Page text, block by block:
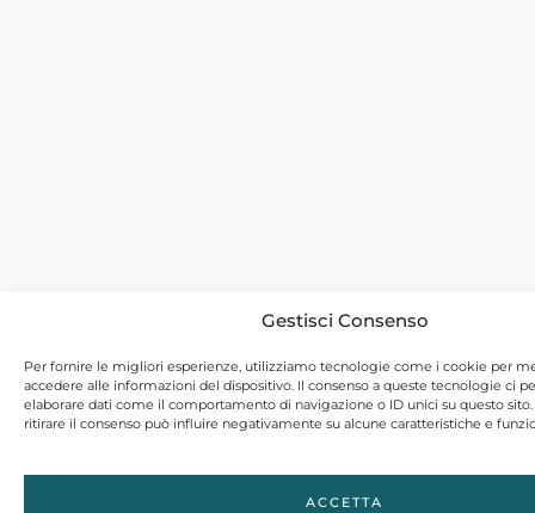
Gestisci Consenso
Per fornire le migliori esperienze, utilizziamo tecnologie come i cookie per
accedere alle informazioni del dispositivo. Il consenso a queste tecnologie ci
elaborare dati come il comportamento di navigazione o ID unici su questo
ritirare il consenso può influire negativamente su alcune caratteristiche e
ACCETTA